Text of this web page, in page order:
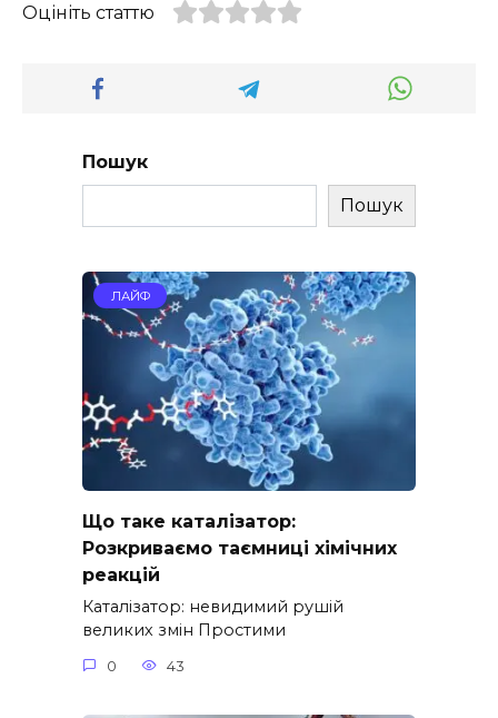
Оцініть статтю
Пошук
Пошук
ЛАЙФ
Що таке каталізатор:
Розкриваємо таємниці хімічних
реакцій
Каталізатор: невидимий рушій
великих змін Простими
0 43